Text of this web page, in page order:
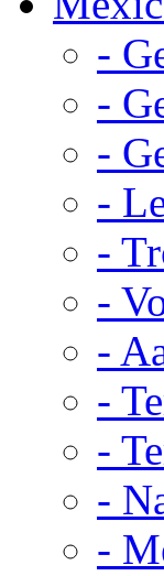
-
-
-
-
-
-
-
-
-
-
-